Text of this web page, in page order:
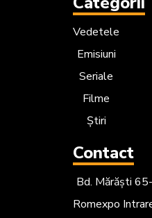
Vedetele
Emisiuni
Seriale
Filme
Știri
Contact
Bd. Mărăști
Romexpo